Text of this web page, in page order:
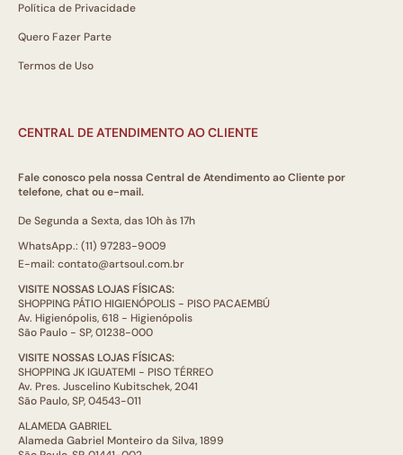
Política de Privacidade
Quero Fazer Parte
Termos de Uso
CENTRAL DE ATENDIMENTO AO CLIENTE
Fale conosco pela nossa Central de Atendimento ao Cliente por
telefone, chat ou e-mail.
De Segunda a Sexta, das 10h às 17h
WhatsApp.: (11) 97283-9009
E-mail: contato@artsoul.com.br
VISITE NOSSAS LOJAS FÍSICAS:
SHOPPING PÁTIO HIGIENÓPOLIS - PISO PACAEMBÚ
Av. Higienópolis, 618 - Higienópolis
São Paulo - SP, 01238-000
VISITE NOSSAS LOJAS FÍSICAS:
SHOPPING JK IGUATEMI - PISO TÉRREO
Av. Pres. Juscelino Kubitschek, 2041
São Paulo, SP, 04543-011
ALAMEDA GABRIEL
Alameda Gabriel Monteiro da Silva, 1899